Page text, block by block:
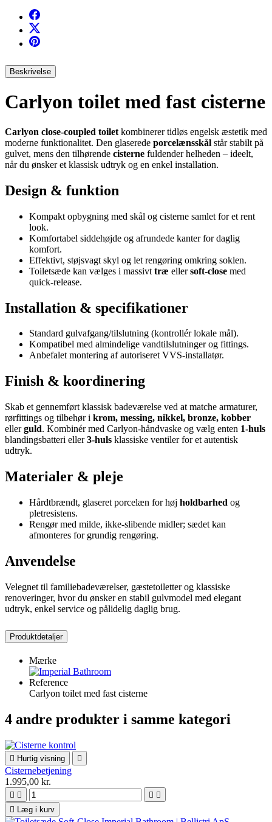
Beskrivelse
Carlyon toilet med fast cisterne
Carlyon close-coupled toilet kombinerer tidløs engelsk æstetik med
moderne funktionalitet. Den glaserede porcelænsskål står stabilt på
gulvet, mens den tilhørende cisterne fuldender helheden – ideelt,
når du ønsker et klassisk udtryk og en enkel installation.
Design & funktion
Kompakt opbygning med skål og cisterne samlet for et rent
look.
Komfortabel siddehøjde og afrundede kanter for daglig
komfort.
Effektivt, støjsvagt skyl og let rengøring omkring soklen.
Toiletsæde kan vælges i massivt træ ellersoft-close med
quick-release.
Installation & specifikationer
Standard gulvafgang/tilslutning (kontrollér lokale mål).
Kompatibel med almindelige vandtilslutninger og fittings.
Anbefalet montering af autoriseret VVS-installatør.
Finish & koordinering
Skab et gennemført klassisk badeværelse ved at matche armaturer,
rørfittings og tilbehør i krom, messing, nikkel, bronze, kobber
ellerguld. Kombinér med Carlyon-håndvaske og vælg enten 1-huls
blandingsbatteri eller3-huls klassiske ventiler for et autentisk
udtryk.
Materialer & pleje
Hårdtbrændt, glaseret porcelæn for høj holdbarhed og
pletresistens.
Rengør med milde, ikke-slibende midler; sædet kan
afmonteres for grundig rengøring.
Anvendelse
Velegnet til familiebadeværelser, gæstetoiletter og klassiske
renoveringer, hvor du ønsker en stabil gulvmodel med elegant
udtryk, enkel service og pålidelig daglig brug.
Produktdetaljer
Mærke
Reference
Carlyon toilet med fast cisterne
4 andre produkter i samme kategori
 Hurtig visning 
Cisternebetjening
1.995,00 kr.
   
 Læg i kurv